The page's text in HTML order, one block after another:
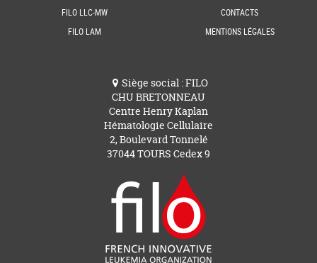
FILO LLC-MW
FILO LAM
CONTACTS
MENTIONS LÉGALES
Siège social : FILO
CHU BRETONNEAU
Centre Henry Kaplan
Hématologie Cellulaire
2, Boulevard Tonnelé
37044 TOURS Cedex 9